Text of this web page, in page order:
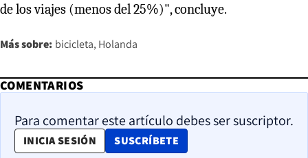
de los viajes (menos del 25%)", concluye.
Más sobre: bicicleta Holanda
COMENTARIOS
Para comentar este artículo debes ser suscriptor.
INICIA SESIÓN SUSCRÍBETE
OPENS IN NEW WINDOW